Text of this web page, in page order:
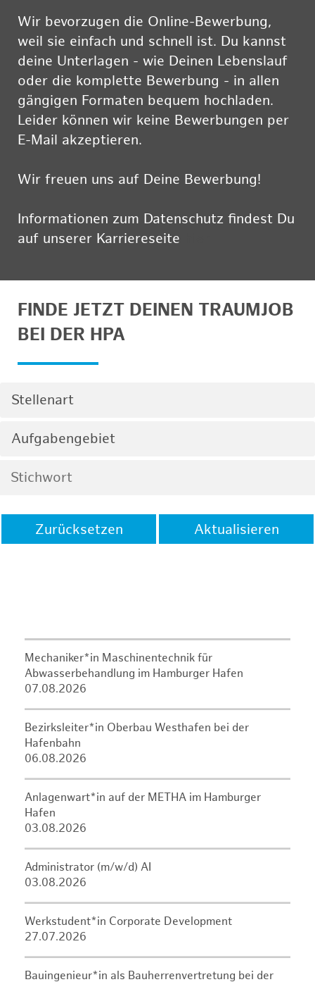
Wir bevorzugen die Online-Bewerbung,
weil sie einfach und schnell ist. Du kannst
deine Unterlagen - wie Deinen Lebenslauf
oder die komplette Bewerbung - in allen
gängigen Formaten bequem hochladen.
Leider können wir keine Bewerbungen per
E-Mail akzeptieren.
Wir freuen uns auf Deine Bewerbung!
Informationen zum Datenschutz findest Du
auf unserer Karriereseite
FINDE JETZT DEINEN TRAUMJOB
BEI DER HPA
Stellenart
Aufgabengebiet
Zurücksetzen Aktualisieren
Mechaniker*in Maschinentechnik für
Abwasserbehandlung im Hamburger Hafen
07.08.2026
Bezirksleiter*in Oberbau Westhafen bei der
Hafenbahn
06.08.2026
Anlagenwart*in auf der METHA im Hamburger
Hafen
03.08.2026
Administrator (m/w/d) AI
03.08.2026
Werkstudent*in Corporate Development
27.07.2026
Bauingenieur*in als Bauherrenvertretung bei der